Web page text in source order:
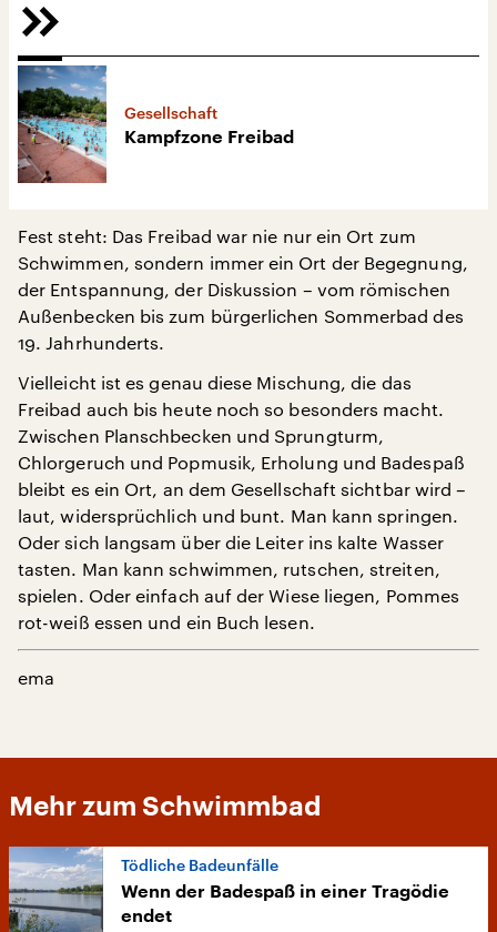
Gesellschaft
Kampfzone Freibad
Fest steht: Das Freibad war nie nur ein Ort zum
Schwimmen, sondern immer ein Ort der Begegnung,
der Entspannung, der Diskussion – vom römischen
Außenbecken bis zum bürgerlichen Sommerbad des
19. Jahrhunderts.
Vielleicht ist es genau diese Mischung, die das
Freibad auch bis heute noch so besonders macht.
Zwischen Planschbecken und Sprungturm,
Chlorgeruch und Popmusik, Erholung und Badespaß
bleibt es ein Ort, an dem Gesellschaft sichtbar wird –
laut, widersprüchlich und bunt. Man kann springen.
Oder sich langsam über die Leiter ins kalte Wasser
tasten. Man kann schwimmen, rutschen, streiten,
spielen. Oder einfach auf der Wiese liegen, Pommes
rot-weiß essen und ein Buch lesen.
ema
Mehr zum Schwimmbad
Tödliche Badeunfälle
Wenn der Badespaß in einer Tragödie
endet